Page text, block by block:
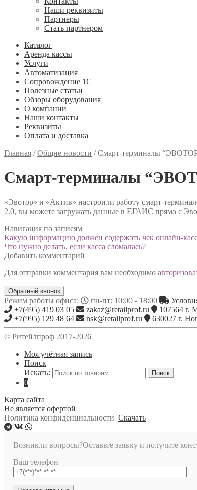
Наши реквизиты
Партнеры
Стать партнером
Каталог
Аренда кассы
Услуги
Автоматизация
Сопровождение 1С
Полезные статьи
Обзоры оборудования
О компании
Наши контакты
Реквизиты
Оплата и доставка
Главная /Общие новости /Смарт-терминалы
Смарт-терминалы
«Эвотор» и «Актив» настроили работу смарт-
2.0, вы можете загружать данные в ЕГАИС прямо с
Навигация по записям
Какую информацию должен содержать чек онлайн-
Что нужно делать, если касса сломалась?
Добавить комментарий
Для отправки комментария вам необходимо
Обратный звонок
Режим работы офиса: пн-пт: 10:00 - 18:00
+7(495) 419 03 05
zakaz@retailprof.ru 107564 г.
+7(995) 129 48 64
nsk@retailprof.ru 630027 г.
© Ритейлпроф 2017-2026
Моя учётная запись
Поиск
Искать:
Поиск
0
Карта сайта
Не является офертой
Политика конфиденциальности Скачать
Возникли вопросы?Оставьте заявку и получите
Ваш телефон